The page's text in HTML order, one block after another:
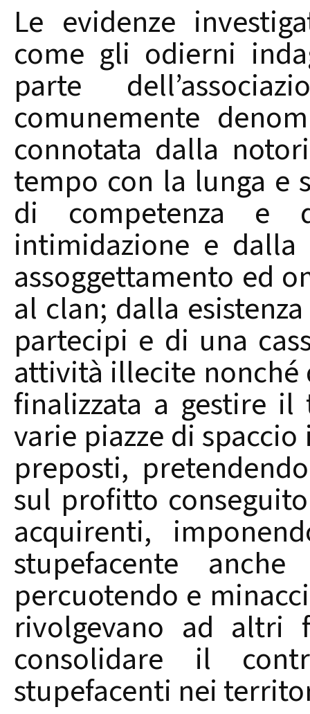
Le evidenze
come gli odierni
parte
comunemente
connotata dalla
tempo con la lunga e
di competenza
intimidazione e dalla
assoggettamento ed
al clan; dalla
partecipi e di una
attività illecite
finalizzata a gestire
varie piazze di
preposti,
sul profitto
acquirenti,
stupefacente
percuotendo e
rivolgevano ad altri
consolidare il
stupefacenti nei